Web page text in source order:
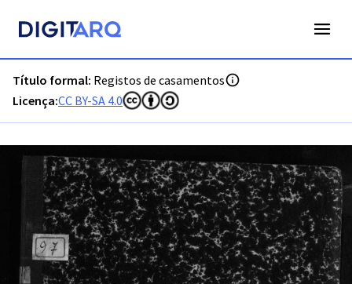
Título formal: Registos de casamentos
Licença:CC BY-SA 4.0